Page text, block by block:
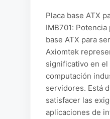
Placa base ATX
IMB701: Potencia
base ATX para
Axiomtek
significativo en el
computación
servidores. Está
satisfacer las
aplicaciones de